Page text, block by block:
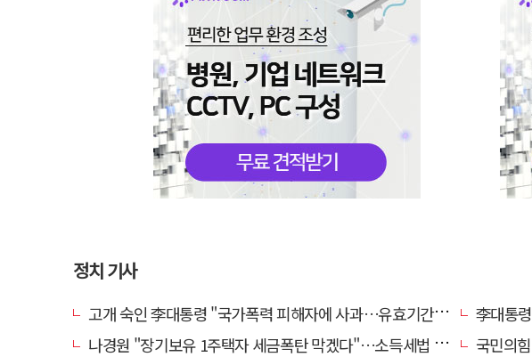
정치 기사
고개 숙인 李대통령 "국가폭력 피해자에 사과…유효기간 없는 책임"
李대통
나경원 "장기보유 1주택자 세금폭탄 막겠다"…소득세법 개정안 발의
국민의